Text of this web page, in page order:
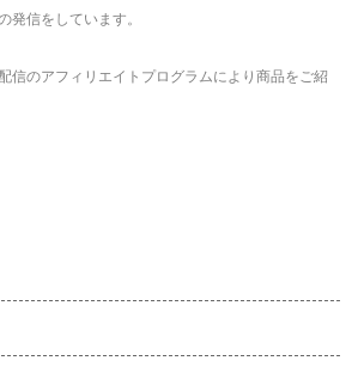
発信をしています。
信のアフィリエイトプログラムにより商品をご紹